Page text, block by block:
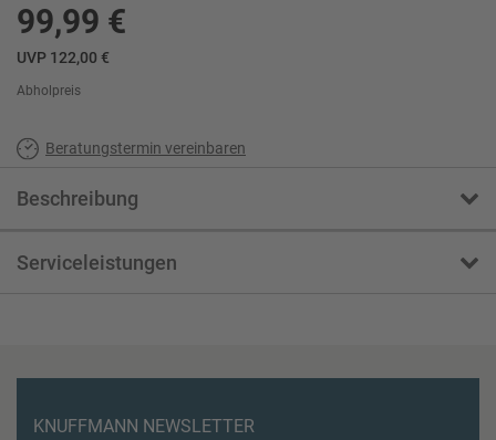
99,99 €
UVP 122,00 €
Abholpreis
Beratungstermin vereinbaren
Beschreibung
Serviceleistungen
KNUFFMANN NEWSLETTER